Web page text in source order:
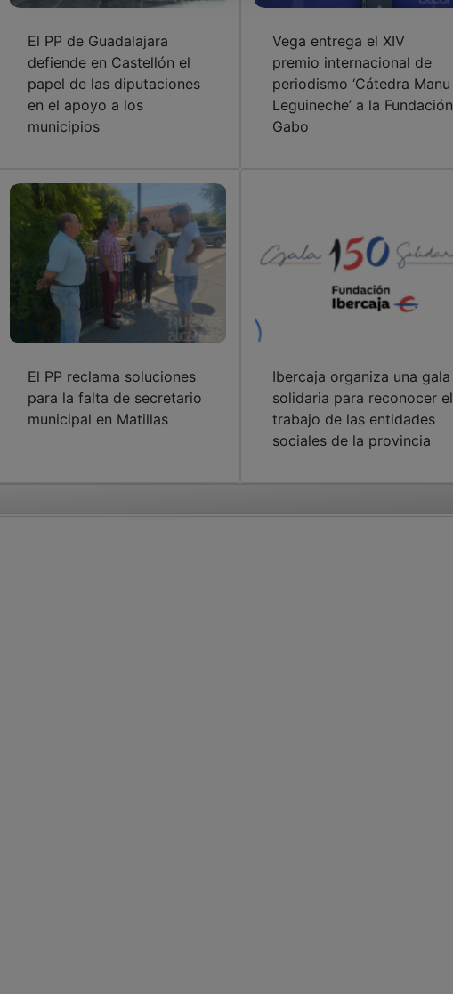
El PP de Guadalajara
defiende en Castellón el
papel de las diputaciones
en el apoyo a los
municipios
Vega entrega el XIV
premio internacional de
periodismo ‘Cátedra Manu
Leguineche’ a la Fundación
Gabo
El PP reclama soluciones
para la falta de secretario
municipal en Matillas
Ibercaja organiza una gala
solidaria para reconocer el
trabajo de las entidades
sociales de la provincia